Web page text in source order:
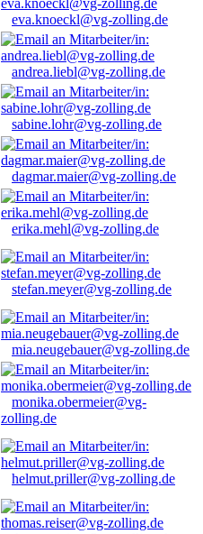
eva.knoeckl@vg-zolling.de
andrea.liebl@vg-zolling.de
sabine.lohr@vg-zolling.de
dagmar.maier@vg-zolling.de
erika.mehl@vg-zolling.de
stefan.meyer@vg-zolling.de
mia.neugebauer@vg-zolling.de
monika.obermeier@vg-
zolling.de
helmut.priller@vg-zolling.de